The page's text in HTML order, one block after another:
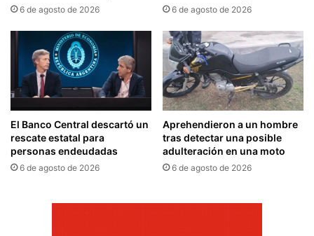
6 de agosto de 2026 6 de agosto de 2026
El Banco Central descartó un
rescate estatal para
personas endeudadas
6 de agosto de 2026
Aprehendieron a un hombre
tras detectar una posible
adulteración en una moto
6 de agosto de 2026